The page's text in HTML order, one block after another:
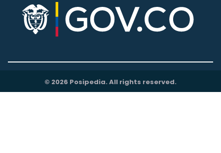
© 2026 Posipedia. All rights reserved.